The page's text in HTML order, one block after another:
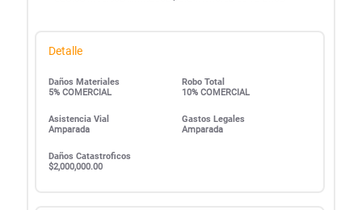
Detalle
Daños Materiales
5% COMERCIAL
Robo Total
10% COMERCIAL
Asistencia Vial
Amparada
Gastos Legales
Amparada
Daños Catastroficos
$2,000,000.00